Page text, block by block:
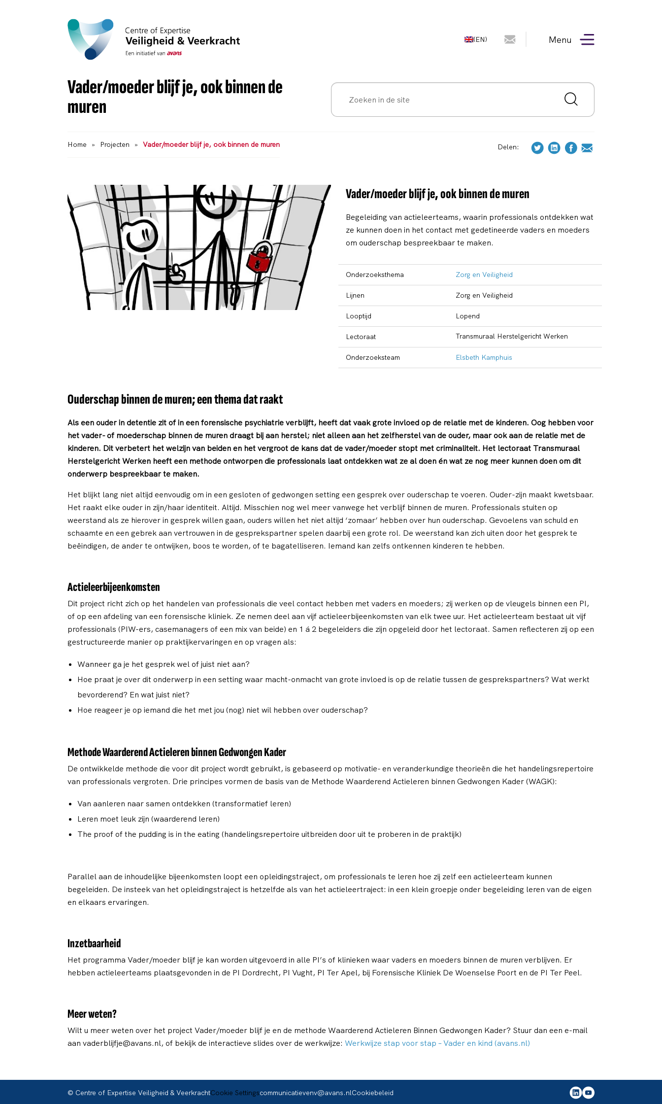
(EN) Menu
Vader/moeder blijf je, ook binnen de
muren
Home » Projecten » Vader/moeder blijf je, ook binnen de muren Delen:
Vader/moeder blijf je, ook binnen de muren
Begeleiding van actieleerteams, waarin professionals ontdekken wat
ze kunnen doen in het contact met gedetineerde vaders en moeders
om ouderschap bespreekbaar te maken.
Onderzoeksthema Zorg en Veiligheid
Lijnen Zorg en Veiligheid
Looptijd Lopend
Lectoraat Transmuraal Herstelgericht Werken
Onderzoeksteam Elsbeth Kamphuis
Ouderschap binnen de muren; een thema dat raakt
Als een ouder in detentie zit of in een forensische psychiatrie verblijft, heeft dat vaak grote invloed op de relatie met de kinderen. Oog hebben voor
het vader- of moederschap binnen de muren draagt bij aan herstel; niet alleen aan het zelfherstel van de ouder, maar ook aan de relatie met de
kinderen. Dit verbetert het welzijn van beiden en het vergroot de kans dat de vader/moeder stopt met criminaliteit. Het lectoraat Transmuraal
Herstelgericht Werken heeft een methode ontworpen die professionals laat ontdekken wat ze al doen én wat ze nog meer kunnen doen om dit
onderwerp bespreekbaar te maken.
Het blijkt lang niet altijd eenvoudig om in een gesloten of gedwongen setting een gesprek over ouderschap te voeren. Ouder-zijn maakt kwetsbaar.
Het raakt elke ouder in zijn/haar identiteit. Altijd. Misschien nog wel meer vanwege het verblijf binnen de muren. Professionals stuiten op
weerstand als ze hierover in gesprek willen gaan, ouders willen het niet altijd ‘zomaar’ hebben over hun ouderschap. Gevoelens van schuld en
schaamte en een gebrek aan vertrouwen in de gesprekspartner spelen daarbij een grote rol. De weerstand kan zich uiten door het gesprek te
beëindigen, de ander te ontwijken, boos te worden, of te bagatelliseren. Iemand kan zelfs ontkennen kinderen te hebben.
Actieleerbijeenkomsten
Dit project richt zich op het handelen van professionals die veel contact hebben met vaders en moeders; zij werken op de vleugels binnen een PI,
of op een afdeling van een forensische kliniek. Ze nemen deel aan vijf actieleerbijeenkomsten van elk twee uur. Het actieleerteam bestaat uit vijf
professionals (PIW-ers, casemanagers of een mix van beide) en 1 á 2 begeleiders die zijn opgeleid door het lectoraat. Samen reflecteren zij op een
gestructureerde manier op praktijkervaringen en op vragen als:
Wanneer ga je het gesprek wel of juist niet aan?
Hoe praat je over dit onderwerp in een setting waar macht-onmacht van grote invloed is op de relatie tussen de gesprekspartners? Wat werkt
bevorderend? En wat juist niet?
Hoe reageer je op iemand die het met jou (nog) niet wil hebben over ouderschap?
Methode Waarderend Actieleren binnen Gedwongen Kader
De ontwikkelde methode die voor dit project wordt gebruikt, is gebaseerd op motivatie- en veranderkundige theorieën die het handelingsrepertoire
van professionals vergroten. Drie principes vormen de basis van de Methode Waarderend Actieleren binnen Gedwongen Kader (WAGK):
Van aanleren naar samen ontdekken (transformatief leren)
Leren moet leuk zijn (waarderend leren)
The proof of the pudding is in the eating (handelingsrepertoire uitbreiden door uit te proberen in de praktijk)
Parallel aan de inhoudelijke bijeenkomsten loopt een opleidingstraject, om professionals te leren hoe zij zelf een actieleerteam kunnen
begeleiden. De insteek van het opleidingstraject is hetzelfde als van het actieleertraject: in een klein groepje onder begeleiding leren van de eigen
en elkaars ervaringen.
Inzetbaarheid
Het programma Vader/moeder blijf je kan worden uitgevoerd in alle PI’s of klinieken waar vaders en moeders binnen de muren verblijven. Er
hebben actieleerteams plaatsgevonden in de PI Dordrecht, PI Vught, PI Ter Apel, bij Forensische Kliniek De Woenselse Poort en de PI Ter Peel.
Meer weten?
Wilt u meer weten over het project Vader/moeder blijf je en de methode Waarderend Actieleren Binnen Gedwongen Kader? Stuur dan een e-mail
aan vaderblijfje@avans.nl, of bekijk de interactieve slides over de werkwijze: Werkwijze stap voor stap – Vader en kind (avans.nl)
© Centre of Expertise Veiligheid & VeerkrachtCookie Settingscommunicatievenv@avans.nlCookiebeleid